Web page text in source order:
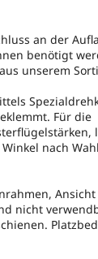
an der
benötigt
unserem
Für die
nach
Ansicht
nicht